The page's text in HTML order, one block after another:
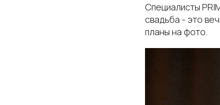
Специалисты
свадьба - это
планы на фото.